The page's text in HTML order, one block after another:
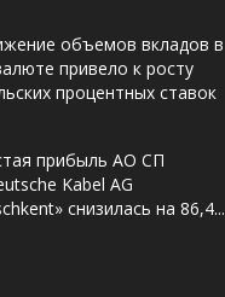
объемов вкладов в
привело к росту
процентных ставок
прибыль АО СП
Kabel AG
снизилась на 86,4...